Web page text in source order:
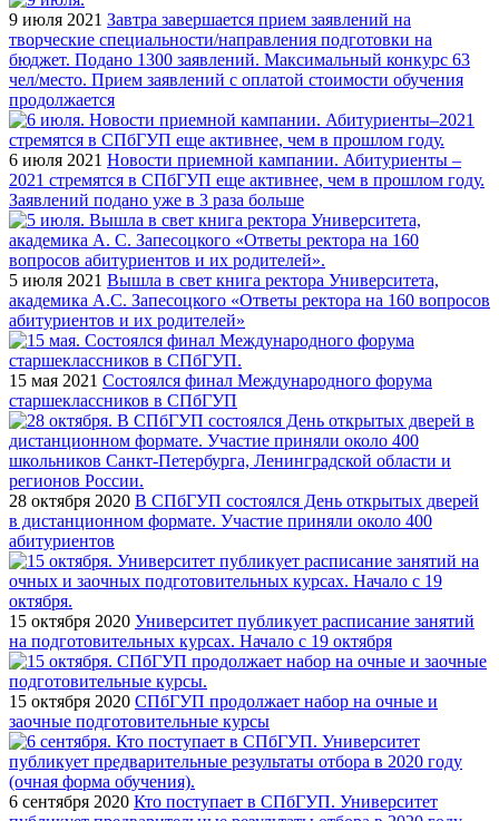
9 июля 2021 Завтра завершается прием заявлений на
творческие специальности/направления подготовки на
бюджет. Подано 1300 заявлений. Максимальный конкурс 63
чел/место. Прием заявлений с оплатой стоимости обучения
продолжается
6 июля 2021 Новости приемной кампании. Абитуриенты –
2021 стремятся в СПбГУП еще активнее, чем в прошлом году.
Заявлений подано уже в 3 раза больше
5 июля 2021 Вышла в свет книга ректора Университета,
академика А.С. Запесоцкого «Ответы ректора на 160 вопросов
абитуриентов и их родителей»
15 мая 2021 Состоялся финал Международного форума
старшеклассников в СПбГУП
28 октября 2020 В СПбГУП состоялся День открытых дверей
в дистанционном формате. Участие приняли около 400
абитуриентов
15 октября 2020 Университет публикует расписание занятий
на подготовительных курсах. Начало с 19 октября
15 октября 2020 СПбГУП продолжает набор на очные и
заочные подготовительные курсы
6 сентября 2020 Кто поступает в СПбГУП. Университет